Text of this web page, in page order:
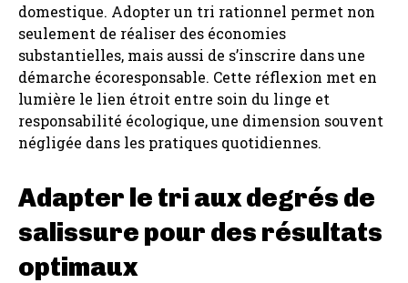
domestique. Adopter un tri rationnel permet non
seulement de réaliser des économies
substantielles, mais aussi de s’inscrire dans une
démarche écoresponsable. Cette réflexion met en
lumière le lien étroit entre soin du linge et
responsabilité écologique, une dimension souvent
négligée dans les pratiques quotidiennes.
Adapter le tri aux degrés de
salissure pour des résultats
optimaux